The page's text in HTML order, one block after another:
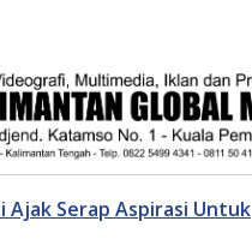
Ajak Serap Aspirasi Untuk